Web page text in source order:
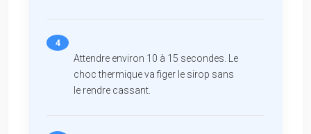
Attendre environ 10 à 15 secondes. Le
choc thermique va figer le sirop sans
le rendre cassant.